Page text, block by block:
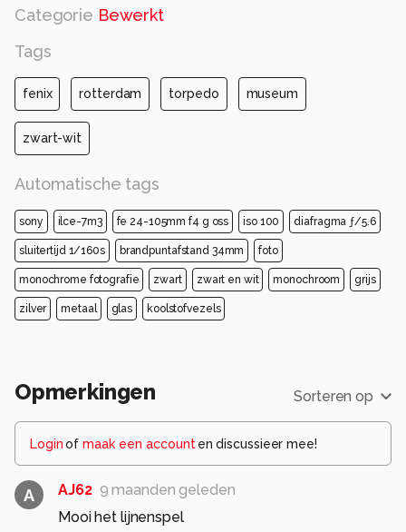
Categorie Bewerkt
Tags
fenix rotterdam torpedo museum
zwart-wit
Automatische tags
sony ilce-7m3 fe 24-105mm f4 g oss iso 100 diafragma ƒ/5.6
sluitertijd 1/160s brandpuntafstand 34mm foto
monochrome fotografie zwart zwart en wit monochroom grijs
zilver metaal glas koolstofvezels
Opmerkingen Sorteren op
Loginof maak een account en discussieer mee!
A AJ62 9 maanden geleden
Mooi het lijnenspel